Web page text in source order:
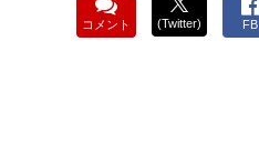
コメント (Twitter) FB